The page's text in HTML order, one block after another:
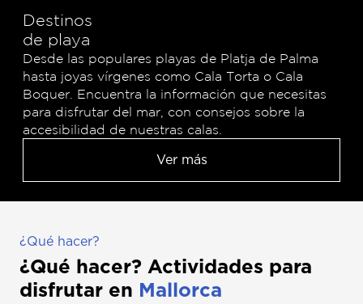
Destinos
de playa
Desde las populares playas de Platja de Palma
hasta joyas vírgenes como Cala Torta o Cala
Boquer. Encuentra la información que necesitas
para disfrutar del mar, con consejos sobre la
accesibilidad de nuestras calas.
Ver más
¿Qué hacer?
¿Qué hacer? Actividades para
disfrutar en Mallorca